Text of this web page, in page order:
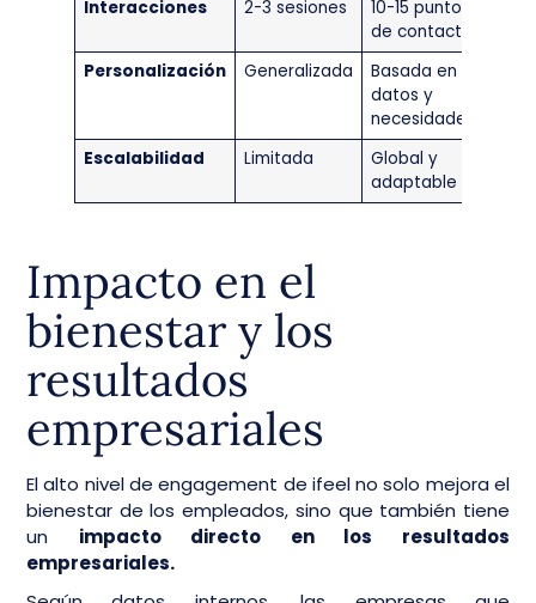
Interacciones
2-3 sesiones
10-15 puntos
de contacto
Personalización
Generalizada
Basada en
datos y
necesidades
Escalabilidad
Limitada
Global y
adaptable
Impacto en el
bienestar y los
resultados
empresariales
El alto nivel de engagement de ifeel no solo mejora el
bienestar de los empleados, sino que también tiene
un impacto directo en los resultados
empresariales.